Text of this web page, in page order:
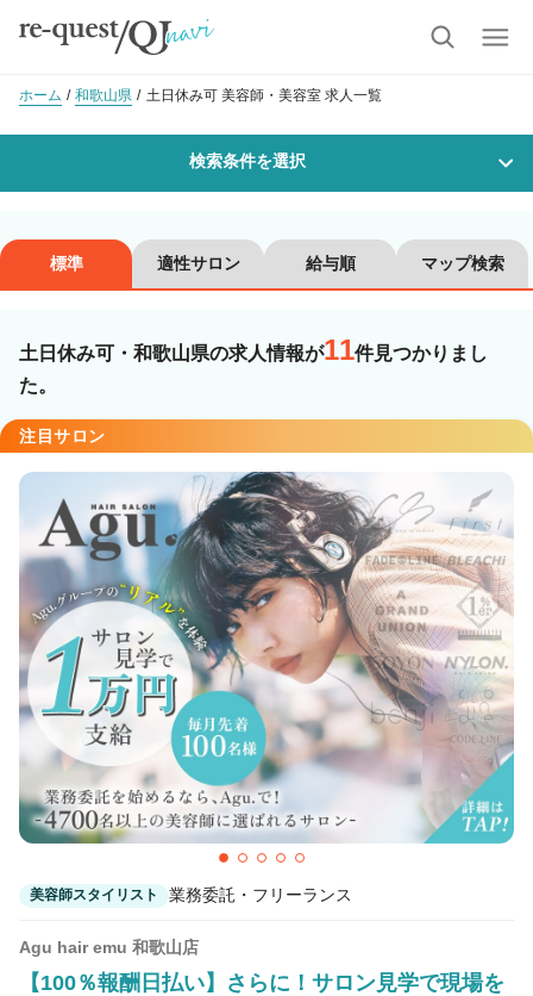
ホーム 和歌山県 土日休み可 美容師・美容室 求人一覧
検索条件を選択
沿線・駅を選択 市区町村を選択
職種・技能ランク
美容師スタイリスト 美容師アシスタント
カラーリスト フロント・レセプション
ヘアメイク・美容部員 アイリスト
ネイリスト エステティシャン
講師・インストラクター 営業・販売スタッフ・その他
雇用形態
正社員 契約社員・パート
詳細条件
標準 適性サロン 給与順 マップ検索
土日休み可・和歌山県の求人情報が11件見つかりまし
た。
注目サロン
美容師スタイリスト 業務委託・フリーランス
Agu hair emu 和歌山店
【100％報酬日払い】さらに！サロン見学で現場を